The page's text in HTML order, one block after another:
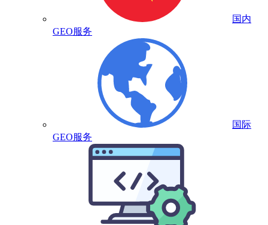
国内
GEO服务
国际
GEO服务